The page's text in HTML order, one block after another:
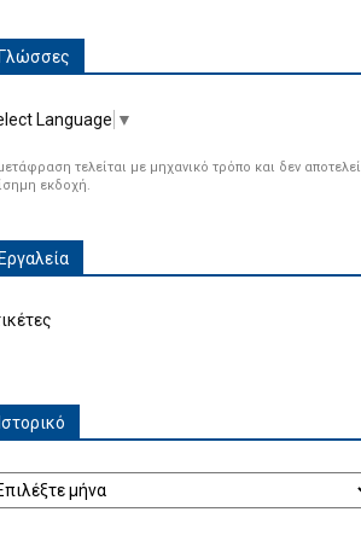
Γλώσσες
Language ▼
τελείται με μηχανικό τρόπο και δεν αποτελεί
εκδοχή.
Εργαλεία
Ιστορικό